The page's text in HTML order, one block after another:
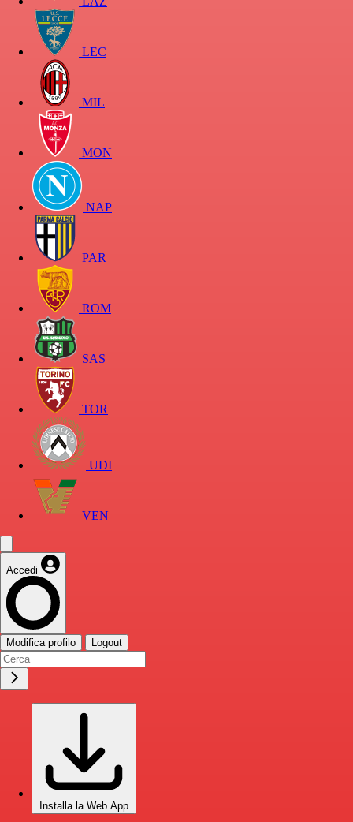
LEC
MIL
MON
NAP
PAR
ROM
SAS
TOR
UDI
VEN
Accedi
Modifica profilo Logout
Installa la Web App